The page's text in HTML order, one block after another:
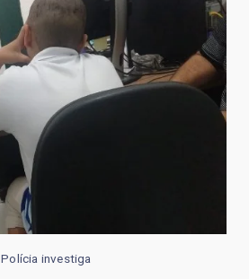
Polícia investiga